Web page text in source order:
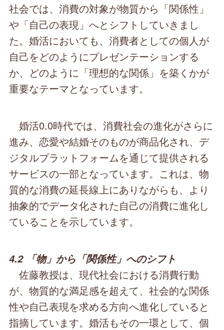
社会では、消費の対象が物質から「関係性」
や「自己の表現」へとシフトしていきまし
た。婚活においても、消費者としての個人が
自己をどのようにプレゼンテーションする
か、どのように「理想的な関係」を築くかが
重要なテーマとなっています。
婚活0.0時代では、消費社会の進化がさらに
進み、恋愛や結婚そのものが商品化され、デ
ジタルプラットフォームを通じて提供される
サービスの一部となっています。これは、物
質的な消費の延長線上にありながらも、より
抽象的でデータ化された自己の消費に進化し
ていることを示しています。
4.2 「物」から「関係性」へのシフト
佐藤教授は、現代社会における消費行動
が、物質的な満足感を超えて、社会的な関係
性や自己表現を求める方向へ進化していると
指摘しています。婚活もその一環として、個